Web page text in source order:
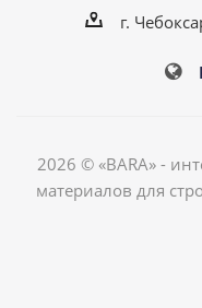
г.
2026 © «BARA» -
материалов для